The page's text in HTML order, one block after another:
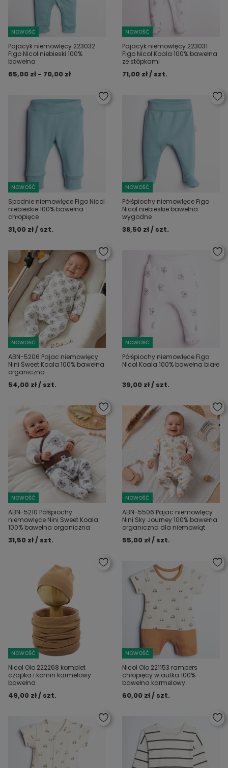
NOWOŚĆ
Pajacyk niemowlęcy 223032
Figo Nicol niebieski 100%
bawełna
65,00 zł - 70,00 zł
NOWOŚĆ
Pajacyk niemowlęcy 223031
Figo Nicol Koala 100% bawełna
ze stópkami
71,00 zł / szt.
NOWOŚĆ
Spodnie niemowlęce Figo Nicol
niebieskie 100% bawełna
chłopięce
31,00 zł / szt.
NOWOŚĆ
Półśpiochy niemowlęce Figo
Nicol niebieskie bawełna
wygodne
38,50 zł / szt.
NOWOŚĆ
ABN-5206 Pajac niemowlęcy
Nini Sweet Koala 100% bawełna
organiczna
54,00 zł / szt.
NOWOŚĆ
Półśpiochy niemowlęce Figo
Nicol Koala 100% bawełna białe
39,00 zł / szt.
NOWOŚĆ
ABN-5210 Półśpiochy
niemowlęce Nini Sweet Koala
100% bawełna organiczna
31,50 zł / szt.
NOWOŚĆ
ABN-5506 Pajac niemowlęcy
Nini Sky Journey 100% bawełna
organiczna dla niemowląt
55,00 zł / szt.
NOWOŚĆ
Nicol Olo 222268 komplet
czapka i komin karmelowy
bawełna
49,00 zł / szt.
NOWOŚĆ
Nicol Olo 221153 rampers
chłopięcy w autka 100%
bawełna karmelowy
60,00 zł / szt.